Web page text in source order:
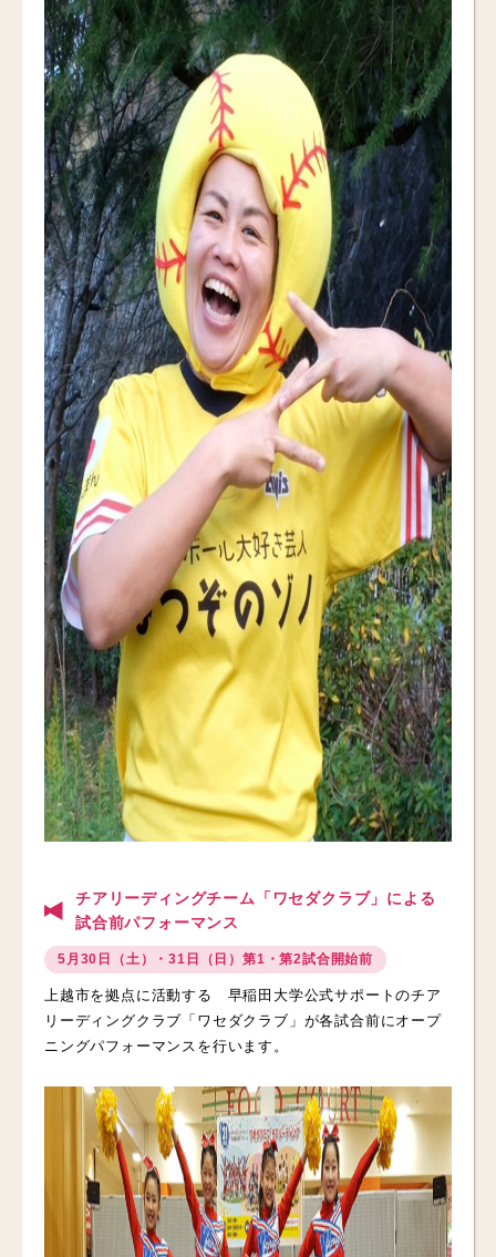
チアリーディングチーム「ワセダクラブ」による
試合前パフォーマンス
5月30日（土）・31日（日）第1・第2試合開始前
上越市を拠点に活動する 早稲田大学公式サポートのチア
リーディングクラブ「ワセダクラブ」が各試合前にオープ
ニングパフォーマンスを行います。